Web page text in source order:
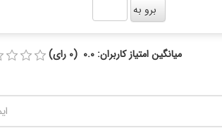
میانگین امتیاز کاربران: 0.0 (0 رای)